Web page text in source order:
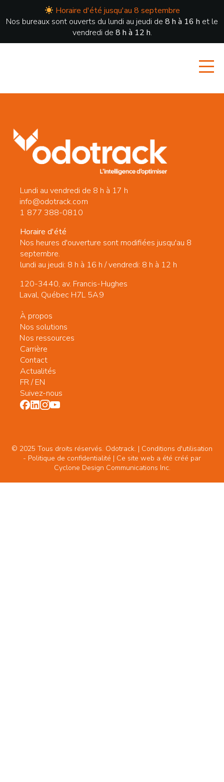
Horaire d'été jusqu'au 8 septembre
Nos bureaux sont ouverts du lundi au jeudi de 8 h à 16 h et le
vendredi de 8 h à 12 h.
Lundi au vendredi de 8 h à 17 h
info@odotrack.com
1 877 388-0810
Horaire d'été
Nos heures d'ouverture sont modifiées jusqu'au 8
septembre.
lundi au jeudi: 8 h à 16 h / vendredi: 8 h à 12 h
120-3440, av. Francis-Hughes
Laval, Québec H7L 5A9
À propos
Nos solutions
Nos ressources
Carrière
Contact
Actualités
FR/EN
Suivez-nous
© 2025 Tous droits réservés. Odotrack. | Conditions d'utilisation
- Politique de confidentialité | Ce site web a été créé par
Cyclone Design Communications Inc.